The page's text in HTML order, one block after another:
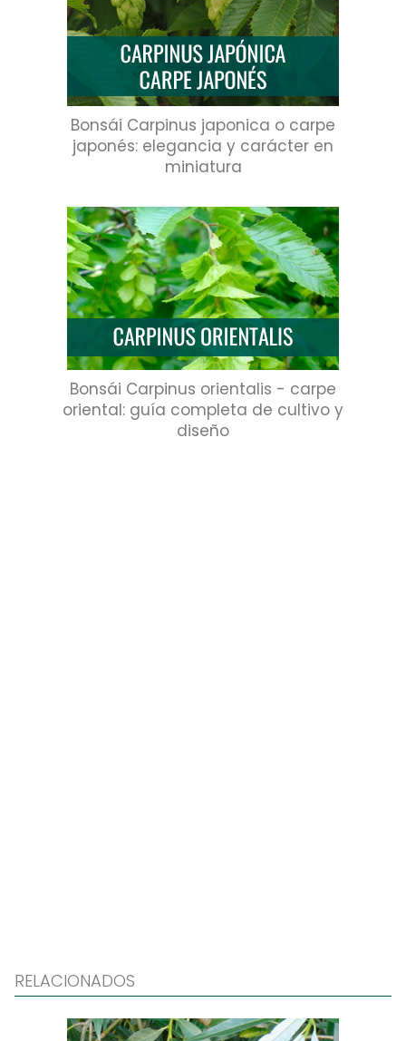
Bonsái Carpinus japonica o carpe
japonés: elegancia y carácter en
miniatura
Bonsái Carpinus orientalis - carpe
oriental: guía completa de cultivo y
diseño
RELACIONADOS